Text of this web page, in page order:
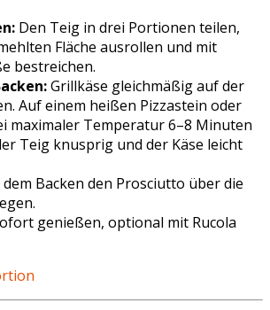
Den Teig in drei Portionen teilen,
Fläche ausrollen und mit
bestreichen.
Grillkäse gleichmäßig auf der
Auf einem heißen Pizzastein oder
maximaler Temperatur 6–8 Minuten
Teig knusprig und der Käse leicht
dem Backen den Prosciutto über die
genießen, optional mit Rucola